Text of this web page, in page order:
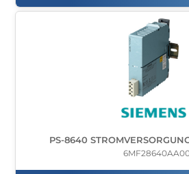
PS-8640